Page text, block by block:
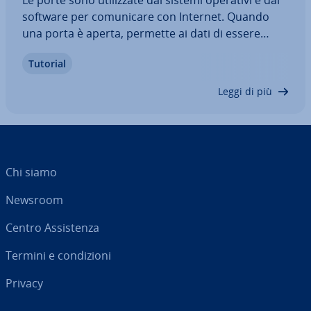
software per co­mu­ni­ca­re con Internet. Quando
una porta è aperta, permette ai dati di essere
specifici indirizzi di de­sti­na­zio­ne. Questo però può
Tutorial
Leggi di più
Chi siamo
Newsroom
Centro As­si­sten­za
Termini e con­di­zio­ni
Privacy